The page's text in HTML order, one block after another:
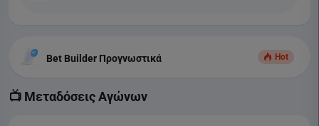
Bet Builder Προγνωστικά Hot
📺 Μεταδόσεις Αγώνων